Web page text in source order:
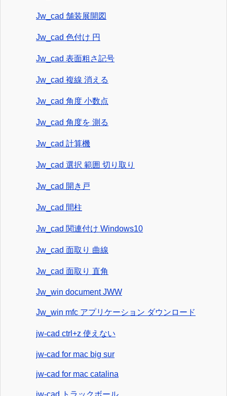
Jw_cad 舗装展開図
Jw_cad 色付け 円
Jw_cad 表面粗さ記号
Jw_cad 複線 消える
Jw_cad 角度 小数点
Jw_cad 角度を 測る
Jw_cad 計算機
Jw_cad 選択 範囲 切り取り
Jw_cad 開き戸
Jw_cad 間柱
Jw_cad 関連付け Windows10
Jw_cad 面取り 曲線
Jw_cad 面取り 直角
Jw_win document JWW
Jw_win mfc アプリケーション ダウンロード
jw-cad ctrl+z 使えない
jw-cad for mac big sur
jw-cad for mac catalina